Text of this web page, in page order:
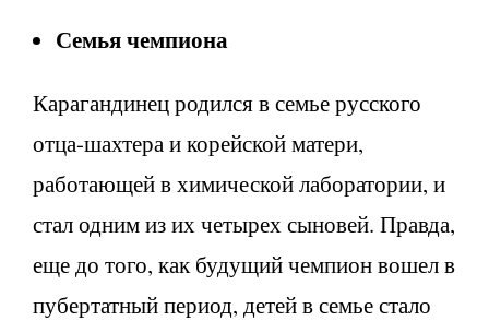
Семья чемпиона
Карагандинец родился в семье русского
отца-шахтера и корейской матери,
работающей в химической лаборатории, и
стал одним из их четырех сыновей. Правда,
еще до того, как будущий чемпион вошел в
пубертатный период, детей в семье стало